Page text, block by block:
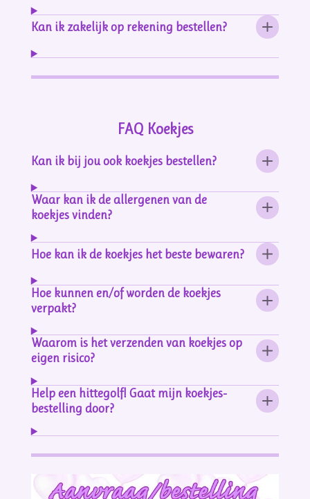
Kan ik zakelijk op rekening bestellen?
FAQ Koekjes
Kan ik bij jou ook koekjes bestellen?
Waar kan ik de allergenen van de
koekjes vinden?
Hoe kan ik de koekjes het beste bewaren?
Hoe kunnen en/of worden de koekjes
verpakt?
Waarom is het verzenden van koekjes op
eigen risico?
Help een hittegolf! Gaat mijn koekjes-
bestelling door?